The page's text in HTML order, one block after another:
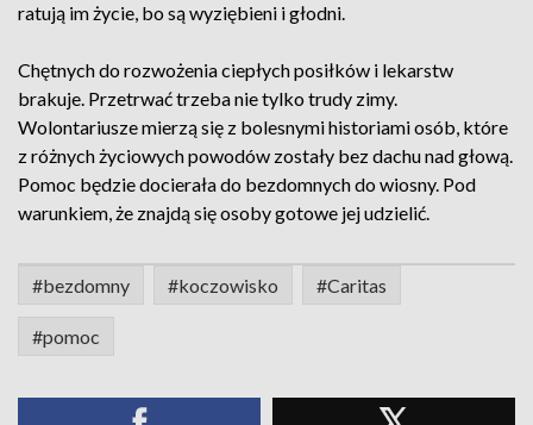
ratują im życie, bo są wyziębieni i głodni.
Chętnych do rozwożenia ciepłych posiłków i lekarstw
brakuje. Przetrwać trzeba nie tylko trudy zimy.
Wolontariusze mierzą się z bolesnymi historiami osób, które
z różnych życiowych powodów zostały bez dachu nad głową.
Pomoc będzie docierała do bezdomnych do wiosny. Pod
warunkiem, że znajdą się osoby gotowe jej udzielić.
#bezdomny #koczowisko #Caritas
#pomoc